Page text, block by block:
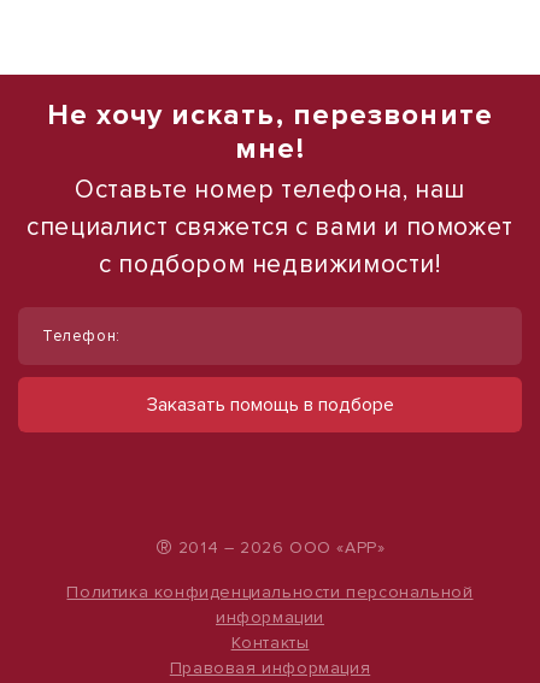
Не хочу искать, перезвоните
мне!
Оставьте номер телефона, наш
специалист свяжется с вами и поможет
с подбором недвижимости!
Телефон:
Заказать помощь в подборе
® 2014 – 2026 ООО «АРР»
Политика конфиденциальности персональной
информации
Контакты
Правовая информация